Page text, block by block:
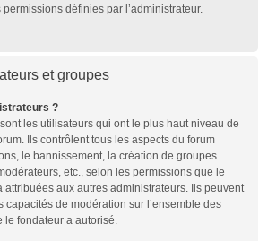
définies par l’administrateur.
et groupes
?
les utilisateurs qui ont le plus haut niveau de
Ils contrôlent tous les aspects du forum
le bannissement, la création de groupes
etc., selon les permissions que le
attribuées aux autres administrateurs. Ils peuvent
capacités de modération sur l’ensemble des
le fondateur a autorisé.